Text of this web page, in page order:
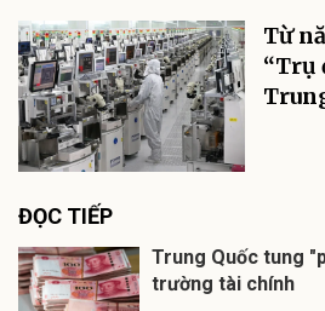
Từ
“Trụ
ĐỌC TIẾP
Trung Quốc tung
trường tài chính